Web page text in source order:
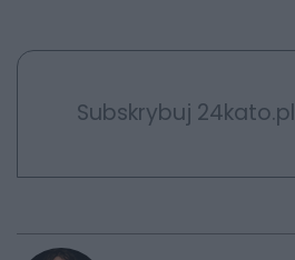
Subskrybuj 24kato.pl